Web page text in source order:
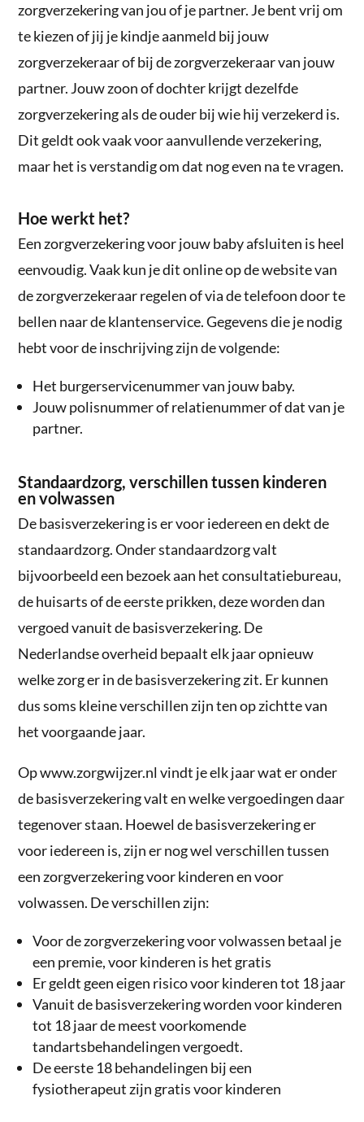
zorgverzekering van jou of je partner. Je bent vrij om
te kiezen of jij je kindje aanmeld bij jouw
zorgverzekeraar of bij de zorgverzekeraar van jouw
partner. Jouw zoon of dochter krijgt dezelfde
zorgverzekering als de ouder bij wie hij verzekerd is.
Dit geldt ook vaak voor aanvullende verzekering,
maar het is verstandig om dat nog even na te vragen.
Hoe werkt het?
Een zorgverzekering voor jouw baby afsluiten is heel
eenvoudig. Vaak kun je dit online op de website van
de zorgverzekeraar regelen of via de telefoon door te
bellen naar de klantenservice. Gegevens die je nodig
hebt voor de inschrijving zijn de volgende:
Het burgerservicenummer van jouw baby.
Jouw polisnummer of relatienummer of dat van je
partner.
Standaardzorg, verschillen tussen kinderen
en volwassen
De basisverzekering is er voor iedereen en dekt de
standaardzorg. Onder standaardzorg valt
bijvoorbeeld een bezoek aan het consultatiebureau,
de huisarts of de eerste prikken, deze worden dan
vergoed vanuit de basisverzekering. De
Nederlandse overheid bepaalt elk jaar opnieuw
welke zorg er in de basisverzekering zit. Er kunnen
dus soms kleine verschillen zijn ten op zichtte van
het voorgaande jaar.
Op www.zorgwijzer.nl vindt je elk jaar wat er onder
de basisverzekering valt en welke vergoedingen daar
tegenover staan. Hoewel de basisverzekering er
voor iedereen is, zijn er nog wel verschillen tussen
een zorgverzekering voor kinderen en voor
volwassen. De verschillen zijn:
Voor de zorgverzekering voor volwassen betaal je
een premie, voor kinderen is het gratis
Er geldt geen eigen risico voor kinderen tot 18 jaar
Vanuit de basisverzekering worden voor kinderen
tot 18 jaar de meest voorkomende
tandartsbehandelingen vergoedt.
De eerste 18 behandelingen bij een
fysiotherapeut zijn gratis voor kinderen